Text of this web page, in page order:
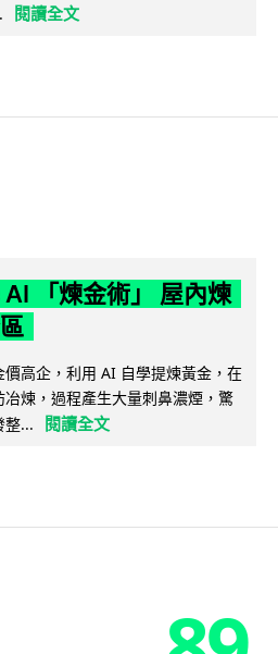
閱讀全文
「煉金術」 屋內煉
高企，利用 AI 自學提煉黃金，在
煉，過程產生大量刺鼻濃煙，驚
整...
閱讀全文